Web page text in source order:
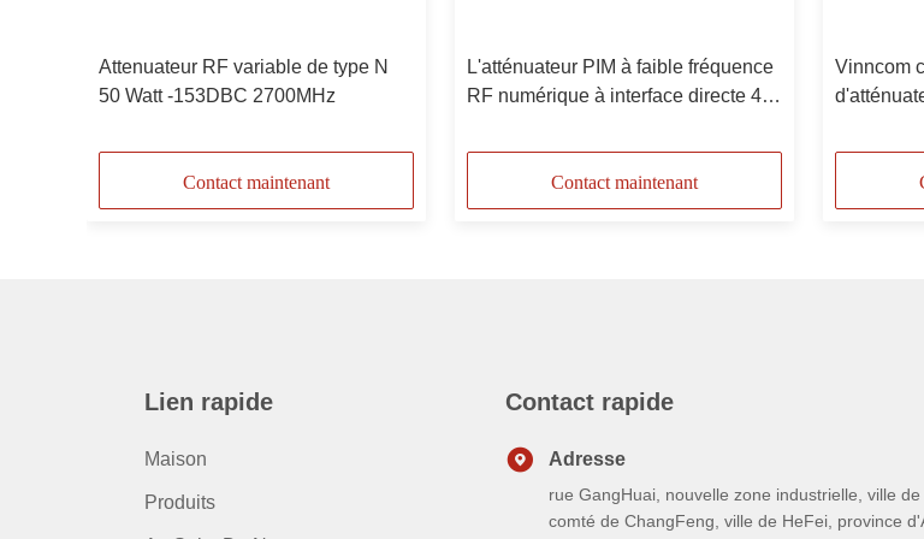
Attenuateur RF variable de type N
50 Watt -153DBC 2700MHz
Contact maintenant
L'atténuateur PIM à faible fréquence
RF numérique à interface directe 4,3
155 dBc
Contact maintenant
Vinncom
Lien rapide
Maison
Produits
Contact rapide
Adresse
rue GangHuai, nouvelle zone industrielle, ville de
comté de ChangFeng, ville de HeFei, province